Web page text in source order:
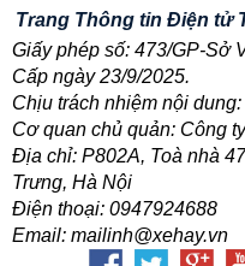
Trang Thông tin Điện tử
Giấy phép số: 473/GP-Sở
Cấp ngày 23/9/2025.
Chịu trách nhiệm nội
Cơ quan chủ quản: Công
Địa chỉ: P802A, Toà nhà
Trưng, Hà Nội
Điện thoại: 0947924688
Email: mailinh@xehay.vn